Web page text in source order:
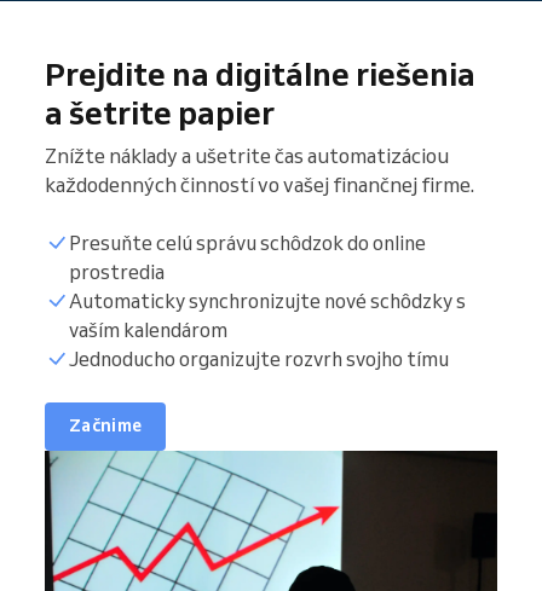
Prejdite na digitálne riešenia
a šetrite papier
Znížte náklady a ušetrite čas automatizáciou
každodenných činností vo vašej finančnej firme.
Presuňte celú správu schôdzok do online
prostredia
Automaticky synchronizujte nové schôdzky s
vaším kalendárom
Jednoducho organizujte rozvrh svojho tímu
Začnime